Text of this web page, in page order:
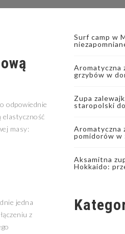
odpowiednie
elastyczność
masy:
jedna
z
Surf camp w
Aromatyczna
grzybów w
Zupa
staropolski
Aromatyczna
pomidorów w
Aksamitna
Hokkaido: